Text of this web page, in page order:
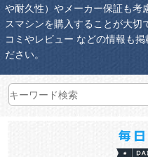
や耐久性）やメーカー保証も考
スマシンを購入することが大切
コミやレビュー などの情報も
ださい。